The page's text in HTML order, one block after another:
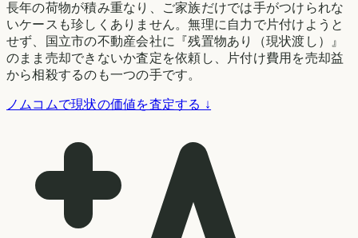
長年の荷物が積み重なり、ご家族だけでは手がつけられな
いケースも珍しくありません。無理に自力で片付けようと
せず、国立市の不動産会社に『残置物あり（現状渡し）』
のまま売却できないか査定を依頼し、片付け費用を売却益
から相殺するのも一つの手です。
ノムコムで現状の価値を査定する ↓